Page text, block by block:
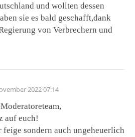
und wollten dessen
sie es bald geschafft,dank
von Verbrechern und
2022 07:14
auf euch!
sondern auch ungeheuerlich